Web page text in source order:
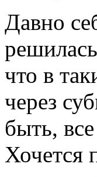
Давно
что в
через
быть,
Хочется